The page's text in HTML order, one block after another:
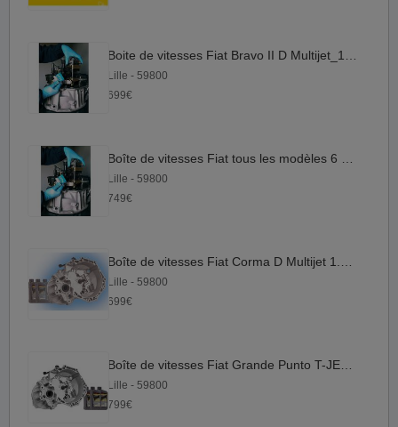
Lille - 59800
699€
Lille - 59800
749€
Lille - 59800
699€
Lille - 59800
799€